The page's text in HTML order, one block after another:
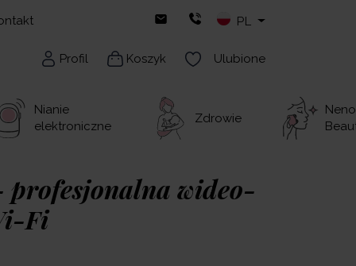
PL
Profil Koszyk Ulubione
Nianie
elektroniczne
Zdrowie
Neno
profesjonalna wideo-
Fi